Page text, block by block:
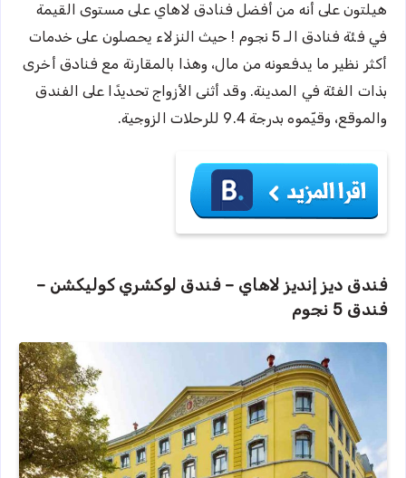
هيلتون على أنه من أفضل فنادق لاهاي على مستوى القيمة
في فئة فنادق الـ 5 نجوم ! حيث النزلاء يحصلون على خدمات
أكثر نظير ما يدفعونه من مال، وهذا بالمقارنة مع فنادق أخرى
بذات الفئة في المدينة. وقد أثنى الأزواج تحديدًا على الفندق
والموقع، وقيّموه بدرجة 9.4 للرحلات الزوجية.
فندق ديز إنديز لاهاي – فندق لوكشري كوليكشن –
فندق 5 نجوم